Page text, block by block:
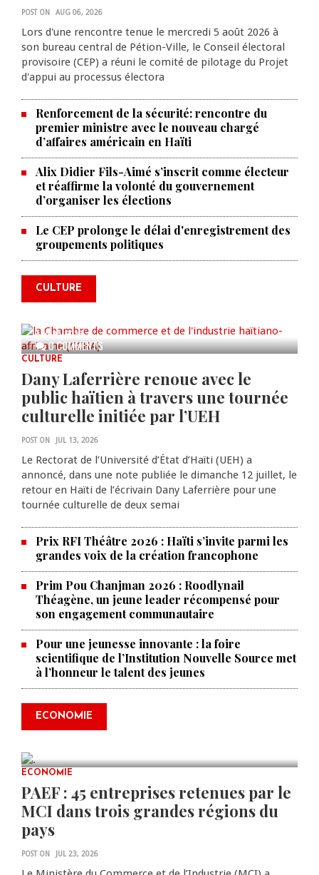
POST ON AUG 06, 2026
Lors d'une rencontre tenue le mercredi 5 août 2026 à
son bureau central de Pétion-Ville, le Conseil électoral
provisoire (CEP) a réuni le comité de pilotage du Projet
d'appui au processus électora
Renforcement de la sécurité: rencontre du
premier ministre avec le nouveau chargé
d’affaires américain en Haïti
Alix Didier Fils-Aimé s’inscrit comme électeur
et réaffirme la volonté du gouvernement
d’organiser les élections
Le CEP prolonge le délai d'enregistrement des
groupements politiques
CULTURE
0 COMMENTS
La Chambre de commerce et de
l'industrie haïtiano-africaine
annonce des activités pour
commémorer le 235e
anniversaire de la cérémonie du
AUG 05, 2026
CULTURE
Dany Laferrière renoue avec le
public haïtien à travers une tournée
culturelle initiée par l’UEH
POST ON JUL 13, 2026
Le Rectorat de l’Université d’État d’Haïti (UEH) a
annoncé, dans une note publiée le dimanche 12 juillet, le
retour en Haïti de l’écrivain Dany Laferrière pour une
tournée culturelle de deux semai
Prix RFI Théâtre 2026 : Haïti s’invite parmi les
grandes voix de la création francophone
Prim Pou Chanjman 2026 : Roodlynail
Théagène, un jeune leader récompensé pour
son engagement communautaire
Pour une jeunesse innovante : la foire
scientifique de l’Institution Nouvelle Source met
à l’honneur le talent des jeunes
ECONOMIE
0 COMMENTS
Produire le savoir pour
transformer Haïti : BRH lance la
2ᵉ édition de ses Journées
scientifiques
ECONOMIE
PAEF : 45 entreprises retenues par le
MCI dans trois grandes régions du
pays
POST ON JUL 23, 2026